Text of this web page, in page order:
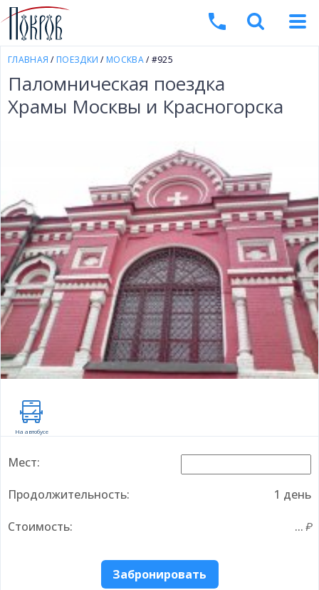
ГЛАВНАЯ / ПОЕЗДКИ / МОСКВА/ #925
Паломническая поездка
Храмы Москвы и Красногорска
На автобусе
Мест:
Продолжительность: 1 день
Стоимость: ...
Забронировать